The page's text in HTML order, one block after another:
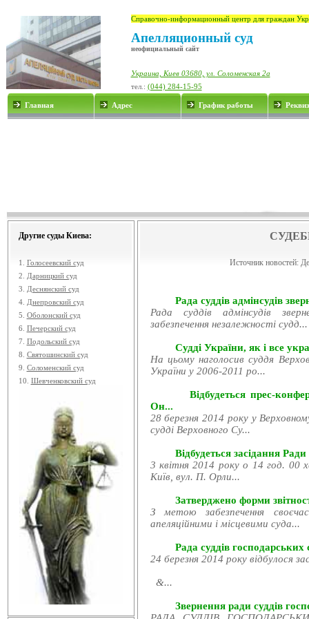
Справочно-информационный центр для граждан
Апелляционный суд
неофициальный сайт
Украина, Киев 03680, ул. Соломенская 2а
тел.: (044) 284-15-95
Главная Адрес График работы
Другие суды Киева:
1. Голосеевский суд
2.
Дарницкий суд
3.
Деснянский суд
4. Днепровский суд
5. Оболонский суд
6. Печерский суд
7. Подольский суд
8. Святошинский суд
9. Соломенский суд
10. Шевченковский суд
Источник новостей:
Рада суддів адмінсудів
Рада суддів адмінсудів
забезпечення незалежності судд...
Судді України, як і все
На цьому наголосив суддя
України у 2006-2011 ро...
Відбудеться прес-
Он...
28 березня 2014 року у
судді Верховного Су...
Відбудеться засідання
3 квітня 2014 року о 14 год. 00
Київ, вул. П. Орли...
Затверджено форми
З метою забезпечення
апеляційними і місцевими суда...
Рада суддів господарських
24 березня 2014 року відбулося
&...
Звернення ради суддів